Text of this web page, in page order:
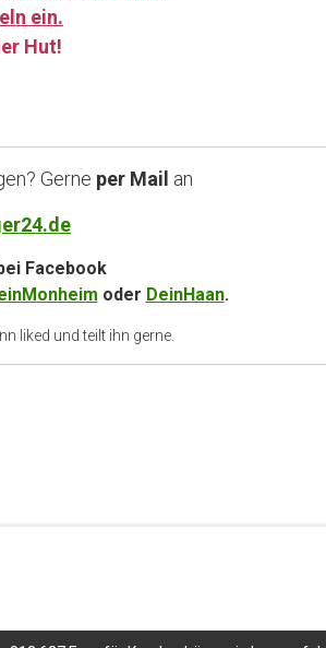
ein.
Hut!
Gerne per Mail an
Facebook
oder DeinHaan.
liked und teilt ihn gerne.